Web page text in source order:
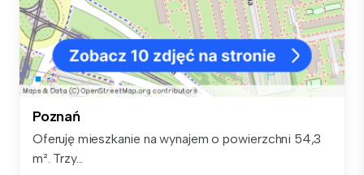
Poznań
Oferuję mieszkanie na wynajem o powierzchni 54,3
m². Trzy...